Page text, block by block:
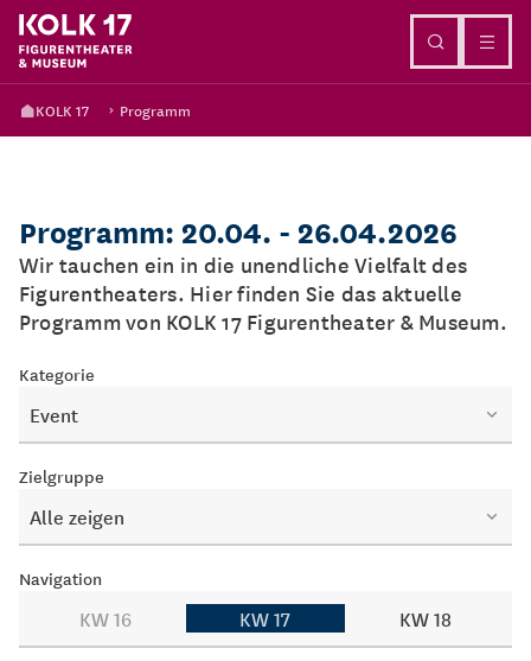
KOLK 17 Programm
Programm: 20.04. - 26.04.2026
Wir tauchen ein in die unendliche Vielfalt des
Figurentheaters. Hier finden Sie das aktuelle
Programm von KOLK 17 Figurentheater & Museum.
Kategorie
Event
Zielgruppe
Alle zeigen
Navigation
KW 16 KW 17 KW 18